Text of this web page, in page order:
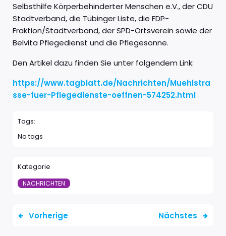
Selbsthilfe Körperbehinderter Menschen e.V., der CDU
Stadtverband, die Tübinger Liste, die FDP-
Fraktion/Stadtverband, der SPD-Ortsverein sowie der
Belvita Pflegedienst und die Pflegesonne.
Den Artikel dazu finden Sie unter folgendem Link:
https://www.tagblatt.de/Nachrichten/Muehlstra
sse-fuer-Pflegedienste-oeffnen-574252.html
Tags:
No tags
Kategorie
NACHRICHTEN
Vorherige Nächstes